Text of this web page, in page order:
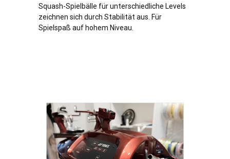
Squash-Spielbälle für unterschiedliche Levels
zeichnen sich durch Stabilität aus. Für
Spielspaß auf hohem Niveau.